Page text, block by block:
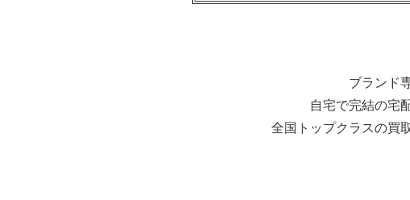
ブランド
自宅で完結の宅
全国トップクラスの買